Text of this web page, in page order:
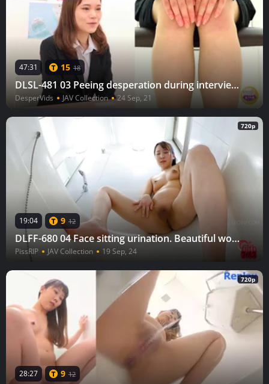
47:31 15 18
DLSL-481 03 Peeing desperation during interview and pleasant relief on the toilet. VOL. 3
DesperVids JAV Collection 24 Sep, 21
720p
19:04 9 12
DLFF-680 04 Face sitting urination. Beautiful woman’s pee will splash onto your face!
PissRIP JAV Collection 19 Sep, 24
720p
28:27 9 12